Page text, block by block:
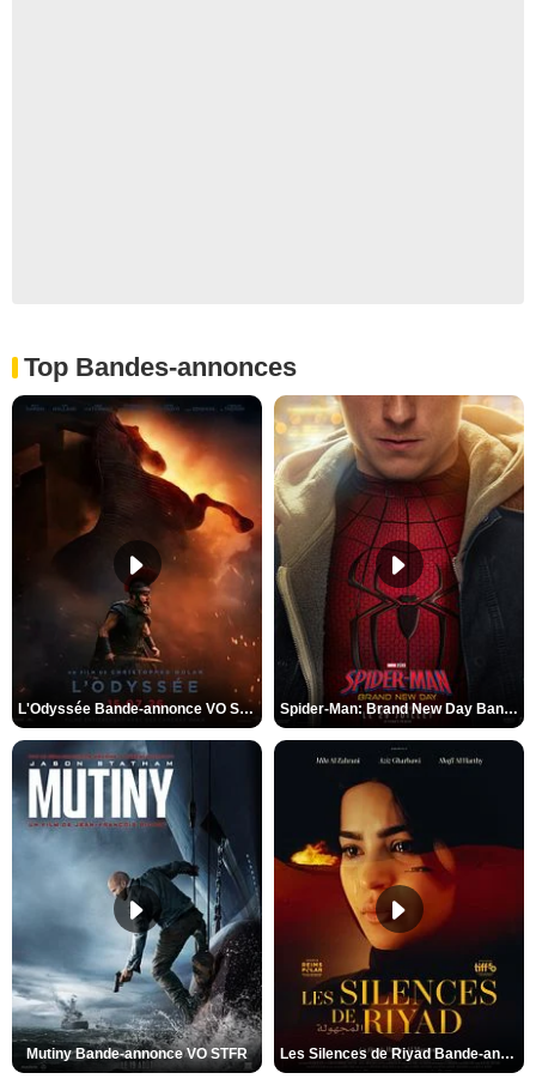
Top Bandes-annonces
L'Odyssée Bande-annonce VO STFR Spider-Man: Brand New Day Bande-annonce VO STFR
Mutiny Bande-annonce VO STFR Les Silences de Riyad Bande-annonce VO STFR